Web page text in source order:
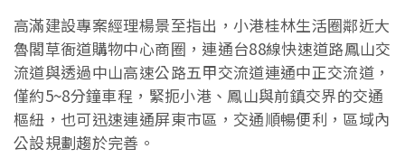
高滿建設專案經理楊景至指出，小港桂林生活圈鄰近大
魯閣草衙道購物中心商圈，連通台88線快速道路鳳山交
流道與透過中山高速公路五甲交流道連通中正交流道，
僅約5~8分鐘車程，緊扼小港、鳳山與前鎮交界的交通
樞紐，也可迅速連通屏東市區，交通順暢便利，區域內
公設規劃趨於完善。